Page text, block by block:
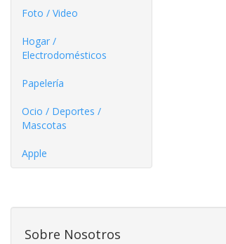
Foto / Video
Hogar /
Electrodomésticos
Papelería
Ocio / Deportes /
Mascotas
Apple
Sobre Nosotros